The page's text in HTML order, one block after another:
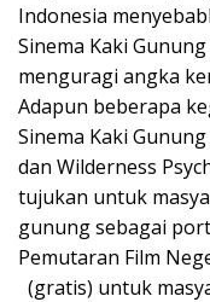
Indonesia
Sinema Kaki
menguragi angka
Adapun beberapa
Sinema Kaki
dan Wilderness
tujukan untuk
gunung sebagai
Pemutaran Film
(gratis) untuk